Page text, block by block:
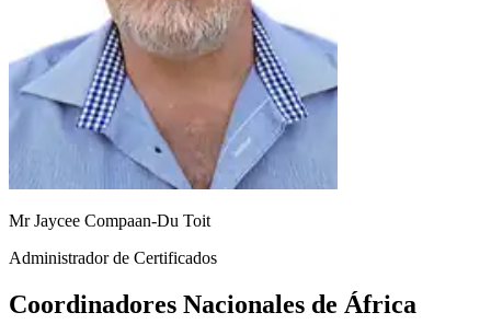
Mr Jaycee Compaan-Du Toit
Administrador de Certificados
Coordinadores Nacionales de África